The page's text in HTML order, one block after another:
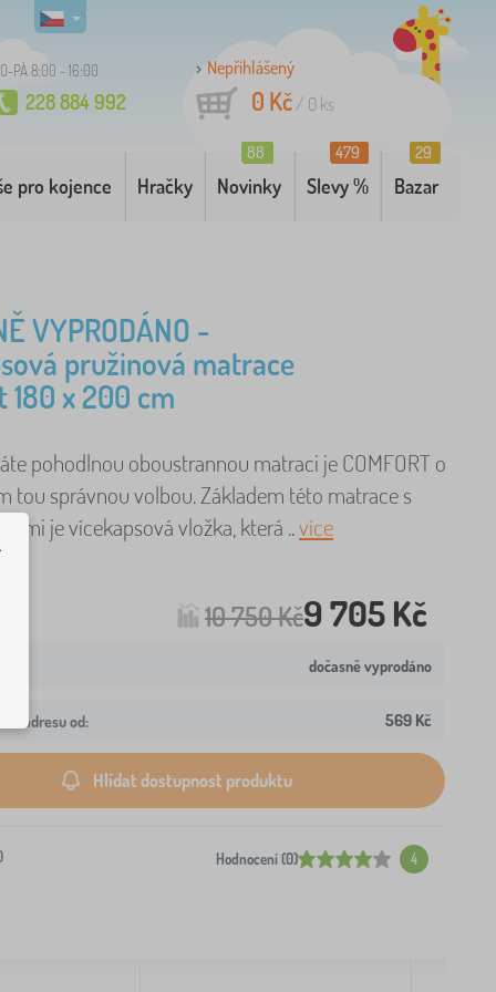
PÁ 8:00 - 16:00
228 884 992
Nepřihlášený
0 Kč/ 0 ks
pro kojence Hračky Novinky
88
Slevy %
479
Bazar
29
VYPRODÁNO -
pružinová matrace
180 x 200 cm
pohodlnou oboustrannou matraci je COMFORT o
tou správnou volbou. Základem této matrace s
je vícekapsová vložka, která ..více
10 750 Kč9 705 Kč
dočasně vyprodáno
adresu od: 569 Kč
Hlídat dostupnost produktu
Hodnocení (0) 4